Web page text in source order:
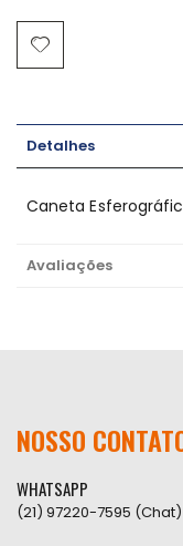
Detalhes
Caneta
Avaliações
NOSSO
WHATSAPP
(21) 97220-7595 (Chat)